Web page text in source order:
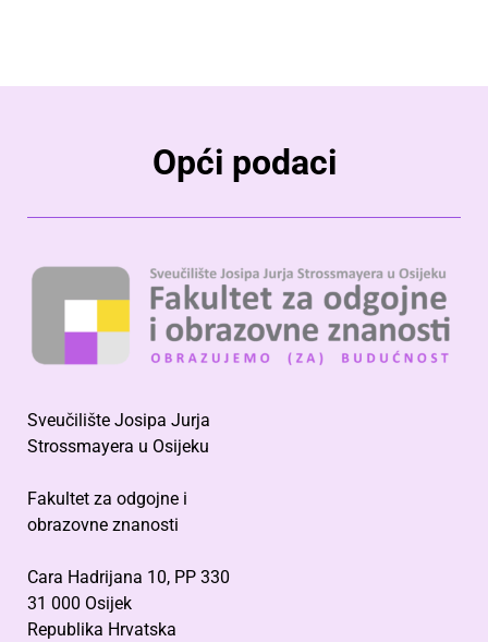
Opći podaci
Sveučilište Josipa Jurja
Strossmayera u Osijeku
Fakultet za odgojne i
obrazovne znanosti
Cara Hadrijana 10, PP 330
31 000 Osijek
Republika Hrvatska